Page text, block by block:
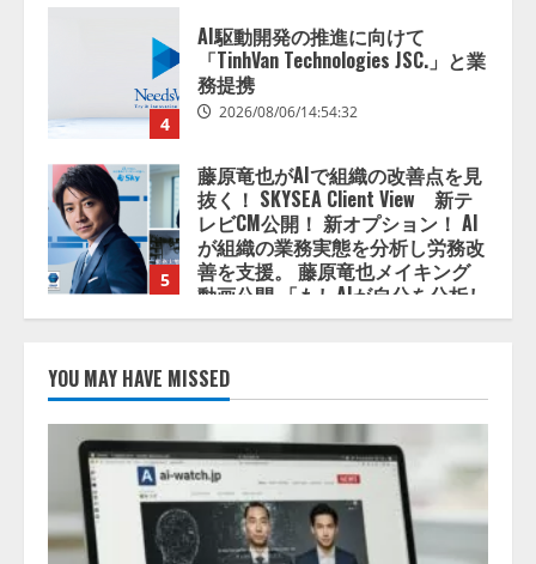
4
AI駆動開発の推進に向けて
「TinhVan Technologies JSC.」と業
務提携
2026/08/06/14:54:32
5
藤原竜也がAIで組織の改善点を見
抜く！ SKYSEA Client View 新テ
レビCM公開！ 新オプション！ AI
が組織の業務実態を分析し労務改
善を支援。 藤原竜也メイキング
動画公開 「もしAIが自分を分析し
たら、すぐ休めと言われる自信が
捕まえたり、虫と戦ったり…」
2026/08/06/14:54:31
1
し、AIから設定操作できる機能を
拡充
2026/08/07/13:53:50
【2026年企業のAI導入・活用に関
する調査】AIを組織として導入で
きている企業は26.8％。AI導入企
業の68.0％が、自社でのAI導入・
YOU MAY HAVE MISSED